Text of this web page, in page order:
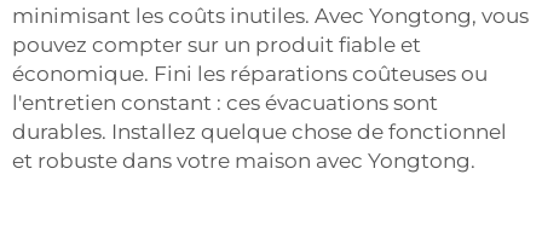
minimisant les coûts inutiles. Avec Yongtong, vous
pouvez compter sur un produit fiable et
économique. Fini les réparations coûteuses ou
l'entretien constant : ces évacuations sont
durables. Installez quelque chose de fonctionnel
et robuste dans votre maison avec Yongtong.